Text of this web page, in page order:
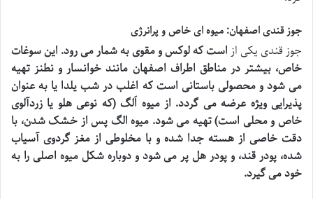
جوز قندی اصفهان: میوه ای خاص و پرانرژی
جوز قندی یکی ازاست که لوکس و مقوی به شمار می رود. این سوغات
خاص، بیشتر در مناطق اطراف اصفهان مانند خوانسار و نطنز تهیه
می شود و محصولی باستانی است که اغلب در شب یلدا یا به عنوان
پذیرایی ویژه عرضه می گردد. از میوه اَلگ (که نوعی هلو یا زردآلوی
خاص و محلی است) تهیه می شود. میوه الگ پس از خشک شدن، با
دقت خاصی از هسته جدا شده و با مخلوطی از مغز گردوی آسیاب
شده، پودر قند، و پودر هل پر می شود و دوباره شکل میوه اصلی را به
خود می گیرد.